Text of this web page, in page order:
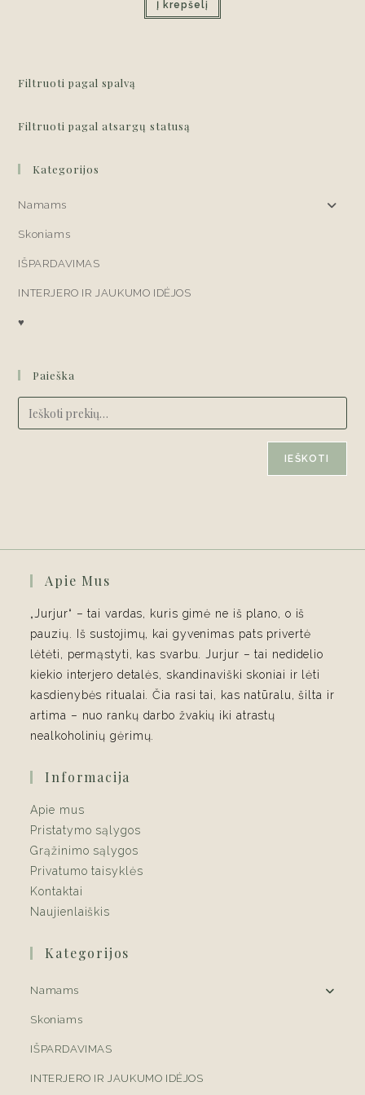
€18,00.
Į krepšelį
Filtruoti pagal spalvą
Filtruoti pagal atsargų statusą
Kategorijos
Namams
Skoniams
IŠPARDAVIMAS
INTERJERO IR JAUKUMO IDĖJOS
♥
Paieška
IEŠKOTI
Apie Mus
„Jurjur“ – tai vardas, kuris gimė ne iš plano, o iš
pauzių. Iš sustojimų, kai gyvenimas pats privertė
lėtėti, permąstyti, kas svarbu. Jurjur – tai nedidelio
kiekio interjero detalės, skandinaviški skoniai ir lėti
kasdienybės ritualai. Čia rasi tai, kas natūralu, šilta ir
artima – nuo rankų darbo žvakių iki atrastų
nealkoholinių gėrimų.
Informacija
Apie mus
Pristatymo sąlygos
Grąžinimo sąlygos
Privatumo taisyklės
Kontaktai
Naujienlaiškis
Kategorijos
Namams
Skoniams
IŠPARDAVIMAS
INTERJERO IR JAUKUMO IDĖJOS